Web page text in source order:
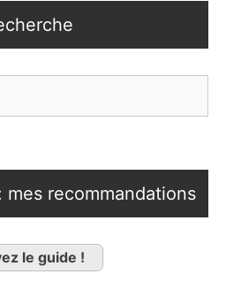
mes recommandations
le guide !